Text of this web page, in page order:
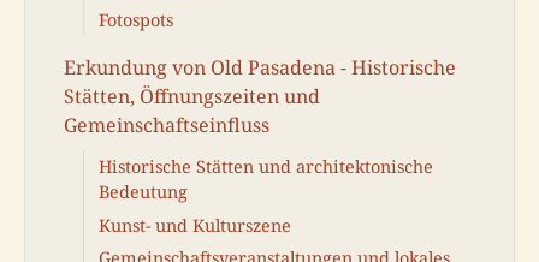
Fotospots
Erkundung von Old Pasadena - Historische
Stätten, Öffnungszeiten und
Gemeinschaftseinfluss
Historische Stätten und architektonische
Bedeutung
Kunst- und Kulturszene